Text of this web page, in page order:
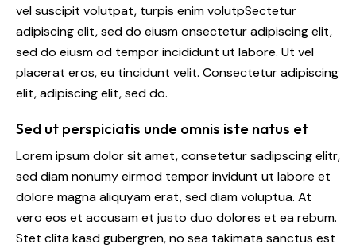
vel suscipit volutpat, turpis enim volutpSectetur
adipiscing elit, sed do eiusm onsectetur adipiscing elit,
sed do eiusm od tempor incididunt ut labore. Ut vel
placerat eros, eu tincidunt velit. Consectetur adipiscing
elit, adipiscing elit, sed do.
Sed ut perspiciatis unde omnis iste natus et
Lorem ipsum dolor sit amet, consetetur sadipscing elitr,
sed diam nonumy eirmod tempor invidunt ut labore et
dolore magna aliquyam erat, sed diam voluptua. At
vero eos et accusam et justo duo dolores et ea rebum.
Stet clita kasd gubergren, no sea takimata sanctus est